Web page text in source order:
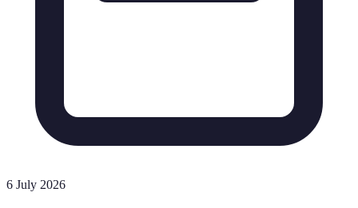
6 July 2026